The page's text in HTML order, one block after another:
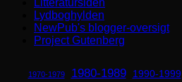
Litteratursiden
Lydboghylden
NewPub's blogger-oversigt
Project Gutenberg
1970-1979 1980-1989 1990-1999